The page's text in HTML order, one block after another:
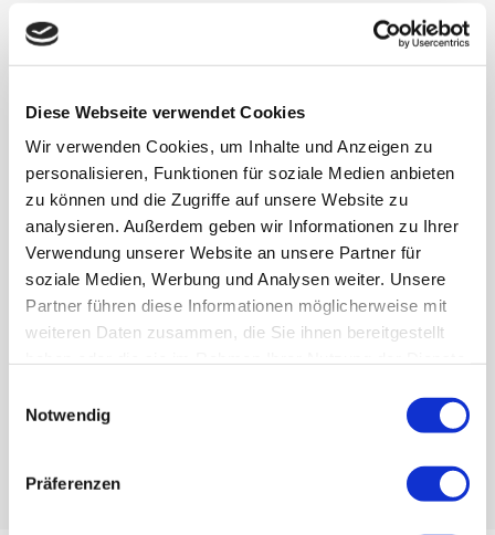
Diese Webseite verwendet Cookies
Wir verwenden Cookies, um Inhalte und Anzeigen zu
personalisieren, Funktionen für soziale Medien anbieten
zu können und die Zugriffe auf unsere Website zu
analysieren. Außerdem geben wir Informationen zu Ihrer
Verwendung unserer Website an unsere Partner für
soziale Medien, Werbung und Analysen weiter. Unsere
Partner führen diese Informationen möglicherweise mit
weiteren Daten zusammen, die Sie ihnen bereitgestellt
Notwendig
Präferenzen
MEIN GESCHENK FÜR DICH
3 digitale Merkenswürdig -
Kalender - Schreibvorlagen
für dein Tablet - ohne Datum
1x Wochenübersicht Leben
1x Wochenübersicht Arbeiten
1x Monatsübersicht